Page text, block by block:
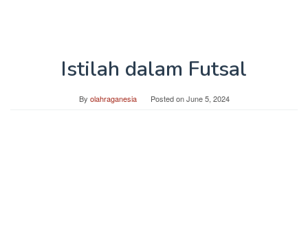
Istilah dalam Futsal
By olahraganesia Posted onJune 5, 2024